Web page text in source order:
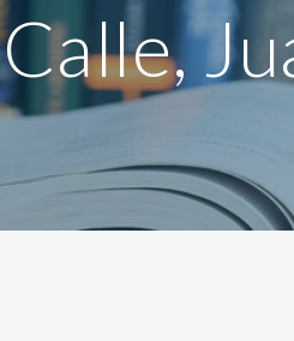
Calle,